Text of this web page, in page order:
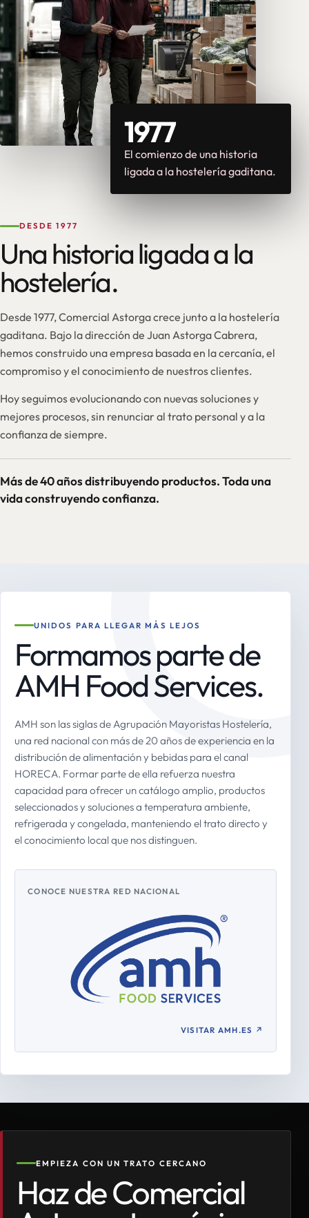
1977
El comienzo de una historia
ligada a la hostelería gaditana.
DESDE 1977
Una historia ligada a la
hostelería.
Desde 1977, Comercial Astorga crece junto a la hostelería
gaditana. Bajo la dirección de Juan Astorga Cabrera,
hemos construido una empresa basada en la cercanía, el
compromiso y el conocimiento de nuestros clientes.
Hoy seguimos evolucionando con nuevas soluciones y
mejores procesos, sin renunciar al trato personal y a la
confianza de siempre.
Más de 40 años distribuyendo productos. Toda una
vida construyendo confianza.
UNIDOS PARA LLEGAR MÁS LEJOS
Formamos parte de
AMH Food Services.
AMH son las siglas de Agrupación Mayoristas Hostelería,
una red nacional con más de 20 años de experiencia en la
distribución de alimentación y bebidas para el canal
HORECA. Formar parte de ella refuerza nuestra
capacidad para ofrecer un catálogo amplio, productos
seleccionados y soluciones a temperatura ambiente,
refrigerada y congelada, manteniendo el trato directo y
el conocimiento local que nos distinguen.
CONOCE NUESTRA RED NACIONAL
VISITAR AMH.ES ↗
EMPIEZA CON UN TRATO CERCANO
Haz de Comercial